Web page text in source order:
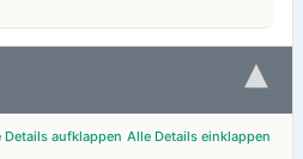
▾
Details aufklappen Alle Details einklappen